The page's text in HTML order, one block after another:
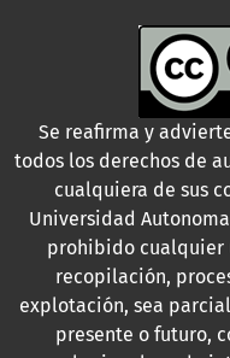
Se reafirma y
todos los derechos de
cualquiera de sus
Universidad
prohibido cualquier
recopilación,
explotación, sea
presente o futuro,